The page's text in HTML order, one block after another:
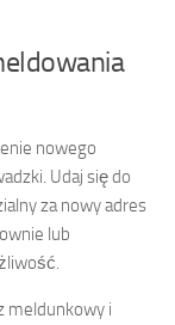
nowego
Udaj się do
za nowy adres
lub
meldunkowy i